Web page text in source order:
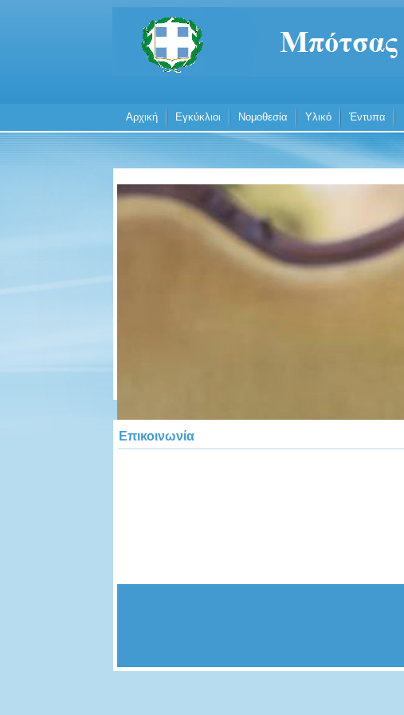
Αρχική Εγκύκλιοι Νομοθεσία Υλικό Έντυπα
Επικοινωνία